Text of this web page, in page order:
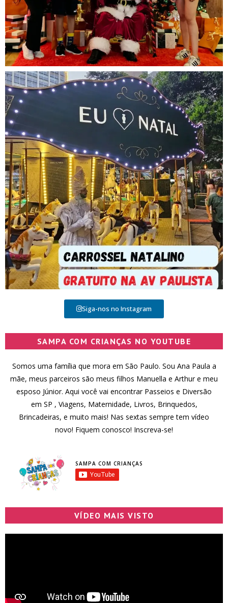
Siga-nos no Instagram
SAMPA COM CRIANÇAS NO YOUTUBE
Somos uma família que mora em São Paulo. Sou Ana Paula a
mãe, meus parceiros são meus filhos Manuella e Arthur e meu
esposo Júnior. Aqui você vai encontrar Passeios e Diversão
em SP , Viagens, Maternidade, Livros, Brinquedos,
Brincadeiras, e muito mais! Nas sextas sempre tem vídeo
novo! Fiquem conosco! Inscreva-se!
SAMPA COM CRIANÇAS
VÍDEO MAIS VISTO